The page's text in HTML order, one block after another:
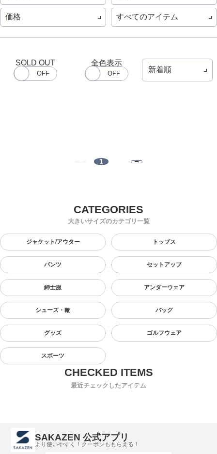
価格 すべてのアイテム
SOLD OUT 全色表示
1
大きいサイズのカテゴリ一覧
ジャケット/アウター トップス
パンツ セットアップ
紳士服 アンダーウェア
シューズ・靴 バッグ
グッズ ゴルフウェア
スポーツ
最近チェックしたアイテム
SAKAZEN 公式アプリ
より使いやすく！クーポンももらえる！